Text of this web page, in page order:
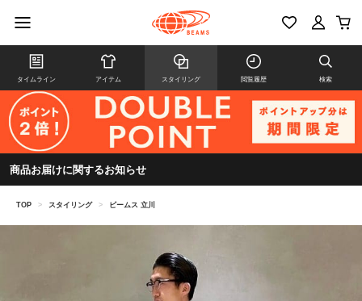
タイムライン アイテム スタイリング 閲覧履歴 検索
商品お届けに関するお知らせ
TOP > スタイリング > ビームス 立川